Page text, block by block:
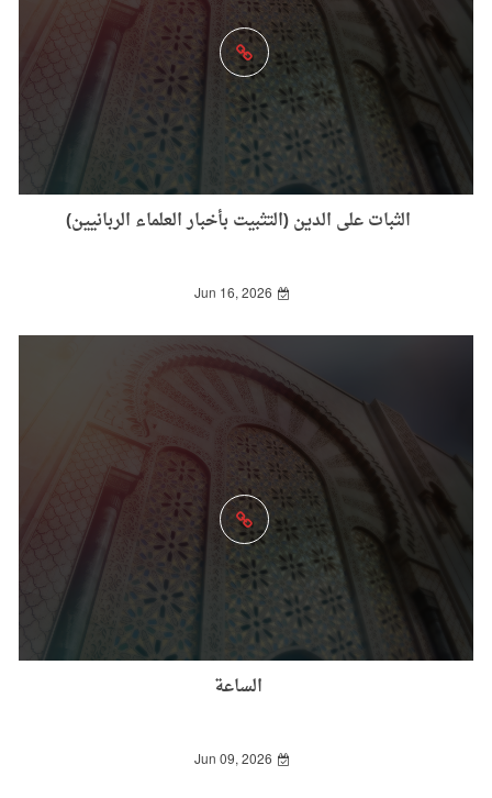
الثبات على الدين (التثبيت بأخبار العلماء الربانيين)
Jun 16, 2026
الساعة
Jun 09, 2026